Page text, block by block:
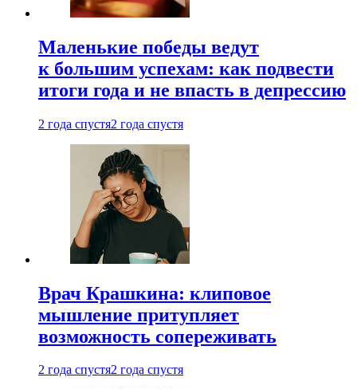
Маленькие победы ведут
к большим успехам: как подвести
итоги года и не впасть в депрессию
2 года спустя2 года спустя
Врач Крашкина: клиповое
мышление притупляет
возможность сопереживать
2 года спустя2 года спустя